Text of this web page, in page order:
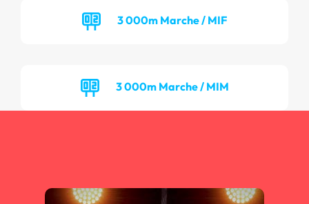
3 000m Marche / MIF
3 000m Marche / MIM